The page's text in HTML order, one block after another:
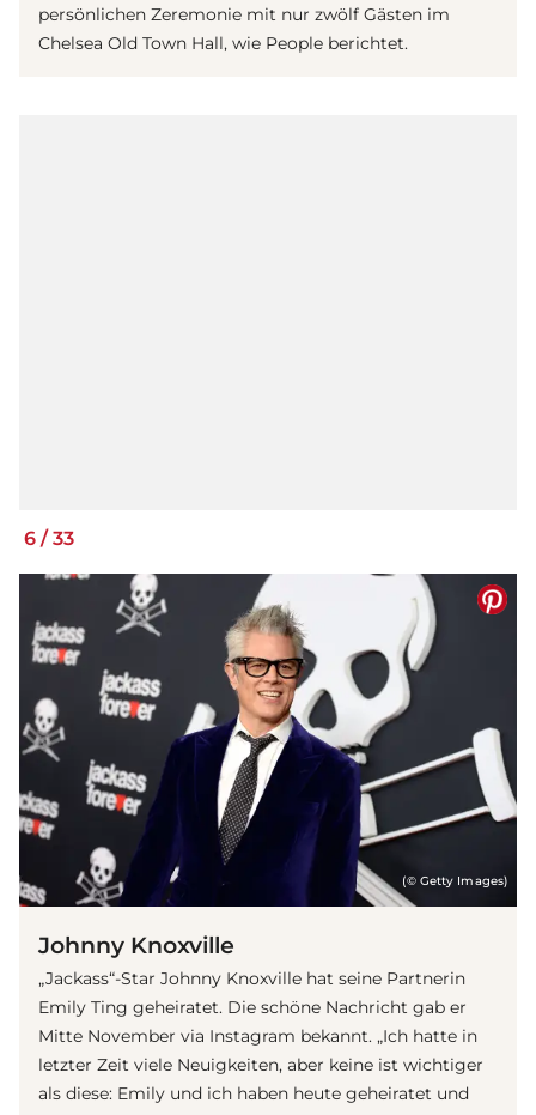
persönlichen Zeremonie mit nur zwölf Gästen im
Chelsea Old Town Hall, wie People berichtet.
6 /33
(© Getty Images)
Johnny Knoxville
„Jackass“-Star Johnny Knoxville hat seine Partnerin
Emily Ting geheiratet. Die schöne Nachricht gab er
Mitte November via Instagram bekannt. „Ich hatte in
letzter Zeit viele Neuigkeiten, aber keine ist wichtiger
als diese: Emily und ich haben heute geheiratet und